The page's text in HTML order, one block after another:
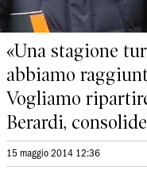
«Una stagione
abbiamo
Vogliamo
Berardi,
15 maggio 2014 12:36